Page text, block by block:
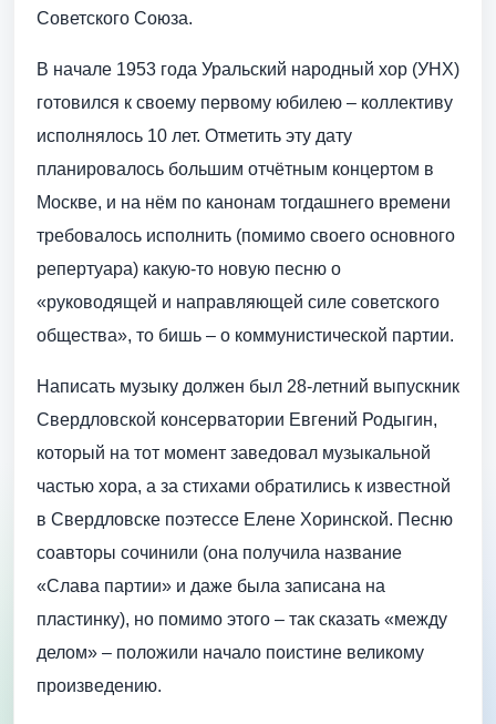
Советского Союза.
В начале 1953 года Уральский народный хор (УНХ)
готовился к своему первому юбилею – коллективу
исполнялось 10 лет. Отметить эту дату
планировалось большим отчётным концертом в
Москве, и на нём по канонам тогдашнего времени
требовалось исполнить (помимо своего основного
репертуара) какую-то новую песню о
«руководящей и направляющей силе советского
общества», то бишь – о коммунистической партии.
Написать музыку должен был 28-летний выпускник
Свердловской консерватории Евгений Родыгин,
который на тот момент заведовал музыкальной
частью хора, а за стихами обратились к известной
в Свердловске поэтессе Елене Хоринской. Песню
соавторы сочинили (она получила название
«Слава партии» и даже была записана на
пластинку), но помимо этого – так сказать «между
делом» – положили начало поистине великому
произведению.